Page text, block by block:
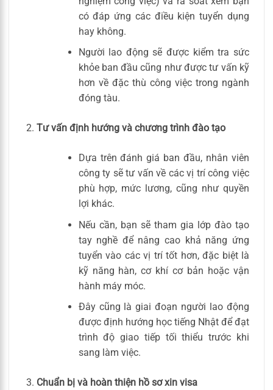
có đáp ứng các điều kiện tuyển dụng
hay không.
Người lao động sẽ được kiểm tra sức
khỏe ban đầu cũng như được tư vấn kỹ
hơn về đặc thù công việc trong ngành
đóng tàu.
Tư vấn định hướng và chương trình đào tạo
Dựa trên đánh giá ban đầu, nhân viên
công ty sẽ tư vấn về các vị trí công việc
phù hợp, mức lương, cũng như quyền
lợi khác.
Nếu cần, bạn sẽ tham gia lớp đào tạo
tay nghề để nâng cao khả năng ứng
tuyển vào các vị trí tốt hơn, đặc biệt là
kỹ năng hàn, cơ khí cơ bản hoặc vận
hành máy móc.
Đây cũng là giai đoạn người lao động
được định hướng học tiếng Nhật để đạt
trình độ giao tiếp tối thiểu trước khi
sang làm việc.
Chuẩn bị và hoàn thiện hồ sơ xin visa